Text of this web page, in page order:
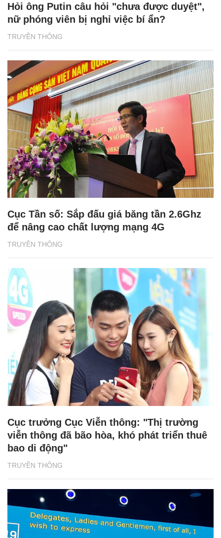
TRUYỀN THÔNG
Hỏi ông Putin câu hỏi "chưa được duyệt",
nữ phóng viên bị nghỉ việc bí ẩn?
TRUYỀN THÔNG
Cục Tần số: Sắp đấu giá băng tần 2.6Ghz
để nâng cao chất lượng mạng 4G
TRUYỀN THÔNG
Cục trưởng Cục Viễn thông: "Thị trường
viễn thông đã bão hòa, khó phát triển thuê
bao di động"